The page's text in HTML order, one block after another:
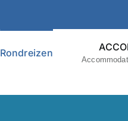
Rondreizen